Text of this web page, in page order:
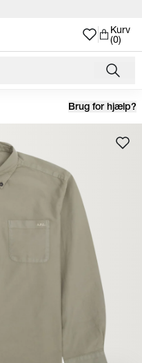
Kurv
(0)
Brug for hjælp?